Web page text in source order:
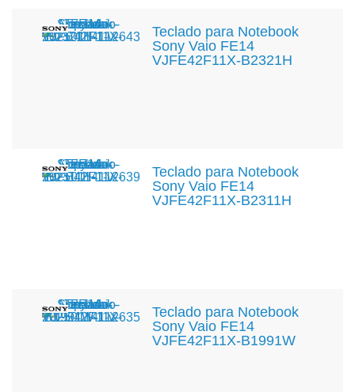
Teclado para Notebook
Sony Vaio FE14
VJFE42F11X-B2321H
Teclado para Notebook
Sony Vaio FE14
VJFE42F11X-B2311H
Teclado para Notebook
Sony Vaio FE14
VJFE42F11X-B1991W